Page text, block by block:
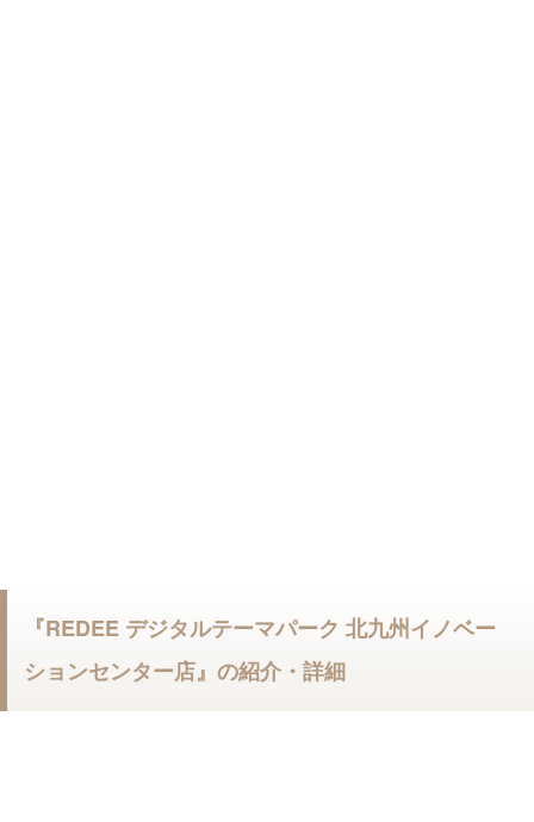
『REDEE デジタルテーマパーク 北九州イノベー
ションセンター店』の紹介・詳細